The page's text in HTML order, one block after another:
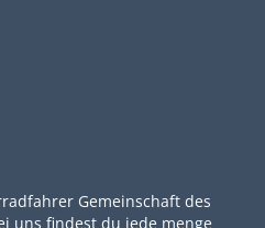
Gemeinschaft des
uns findest du jede menge